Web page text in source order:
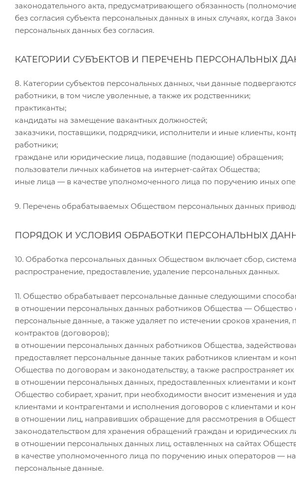
законодательного акта, предусматривающего обязанность
без согласия субъекта персональных данных в иных случаях, когда
персональных данных без согласия.
КАТЕГОРИИ СУБЪЕКТОВ И ПЕРЕЧЕНЬ ПЕРСОНАЛЬНЫХ
8. Категории субъектов персональных данных, чьи данные
работники, в том числе уволенные, а также их родственники;
практиканты;
кандидаты на замещение вакантных должностей;
заказчики, поставщики, подрядчики, исполнители и иные клиенты,
работники;
граждане или юридические лица, подавшие (подающие) обращения;
пользователи личных кабинетов на интернет-сайтах Общества;
иные лица — в качестве уполномоченного лица по поручению иных
9. Перечень обрабатываемых Обществом персональных данных
ПОРЯДОК И УСЛОВИЯ ОБРАБОТКИ ПЕРСОНАЛЬНЫХ
10. Обработка персональных данных Обществом включает сбор,
распространение, предоставление, удаление персональных данных.
11. Общество обрабатывает персональные данные следующими
в отношении персональных данных работников Общества — Общество
персональные данные, а также удаляет по истечении сроков
контрактов (договоров);
в отношении персональных данных работников Общества,
предоставляет персональные данные таких работников клиентам и
Общества по договорам и законодательству, а также распространяет
в отношении персональных данных, предоставленных клиентами и
Общество собирает, хранит, при необходимости вносит изменения и
клиентами и контрагентами и исполнения договоров с клиентами и
в отношении лиц, направивших обращение для рассмотрения в
законодательством для хранения обращений граждан и юридических
в отношении персональных данных лиц, оставленных на сайтах
в качестве уполномоченного лица по поручению иных операторов —
персональные данные.